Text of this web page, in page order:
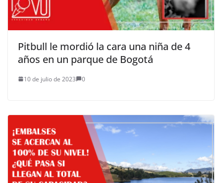
Pitbull le mordió la cara una niña de 4
años en un parque de Bogotá
10 de julio de 2023 0